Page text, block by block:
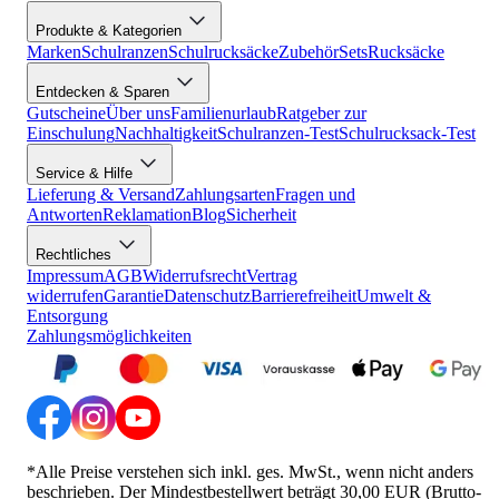
Produkte & Kategorien
MarkenSchulranzenSchulrucksäckeZubehörSetsRucksäcke
Entdecken & Sparen
GutscheineÜber unsFamilienurlaubRatgeber zur
EinschulungNachhaltigkeitSchulranzen-TestSchulrucksack-Test
Service & Hilfe
Lieferung & VersandZahlungsartenFragen und
AntwortenReklamationBlogSicherheit
Rechtliches
ImpressumAGBWiderrufsrechtVertrag
widerrufenGarantieDatenschutzBarrierefreiheitUmwelt &
Entsorgung
Zahlungsmöglichkeiten
*Alle Preise verstehen sich inkl. ges. MwSt., wenn nicht anders
beschrieben. Der Mindestbestellwert beträgt 30,00 EUR (Brutto-